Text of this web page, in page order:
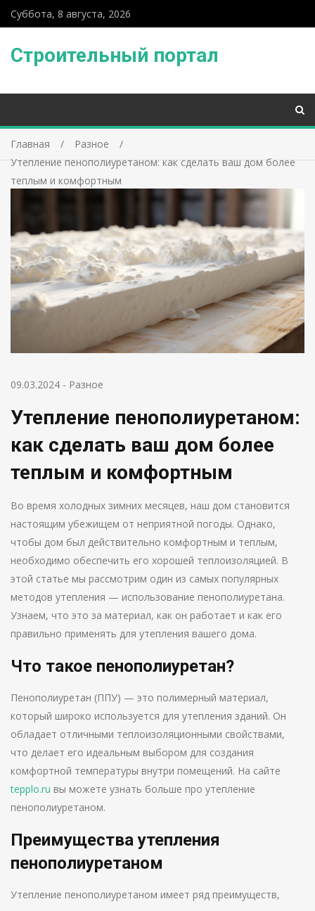
Суббота, 8 августа, 2026
Строительный портал
Главная
Разное
Утепление пенополиуретаном: как сделать ваш дом более
теплым и комфортным
09.03.2024 - Разное
Утепление пенополиуретаном:
как сделать ваш дом более
теплым и комфортным
Во время холодных зимних месяцев, наш дом становится
настоящим убежищем от неприятной погоды. Однако,
чтобы дом был действительно комфортным и теплым,
необходимо обеспечить его хорошей теплоизоляцией. В
этой статье мы рассмотрим один из самых популярных
методов утепления — использование пенополиуретана.
Узнаем, что это за материал, как он работает и как его
правильно применять для утепления вашего дома.
Что такое пенополиуретан?
Пенополиуретан (ППУ) — это полимерный материал,
который широко используется для утепления зданий. Он
обладает отличными теплоизоляционными свойствами,
что делает его идеальным выбором для создания
комфортной температуры внутри помещений. На сайте
tepplo.ru вы можете узнать больше про утепление
пенополиуретаном.
Преимущества утепления
пенополиуретаном
Утепление пенополиуретаном имеет ряд преимуществ,